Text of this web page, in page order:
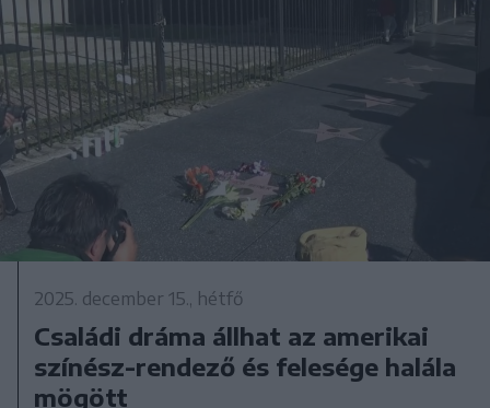
2025. december 15., hétfő
Családi dráma állhat az amerikai
színész-rendező és felesége halála
mögött